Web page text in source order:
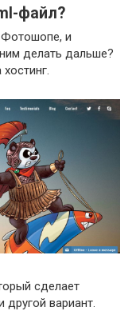
файл?
Фотошопе, и
делать дальше?
сделает
вариант.